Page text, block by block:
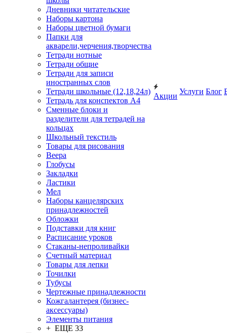
Дневники читательские
Наборы картона
Наборы цветной бумаги
Папки для
акварели,черчения,творчества
Тетради нотные
Тетради общие
Тетради для записи
иностранных слов
Тетради школьные (12,18,24л)
Тетрадь для конспектов А4
Сменные блоки и
разделители для тетрадей на
кольцах
Школьный текстиль
Товары для рисования
Веера
Глобусы
Закладки
Ластики
Мел
Наборы канцелярских
принадлежностей
Обложки
Подставки для книг
Расписание уроков
Стаканы-непроливайки
Счетный материал
Товары для лепки
Точилки
Тубусы
Чертежные принадлежности
Кожгалантерея (бизнес-
аксессуары)
Элементы питания
+ ЕЩЕ 33
Акции
Услуги Блог